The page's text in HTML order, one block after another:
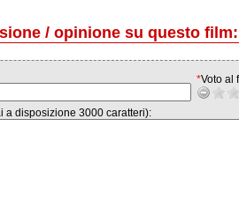
/ opinione su questo
*Voto al
a disposizione 3000 caratteri):